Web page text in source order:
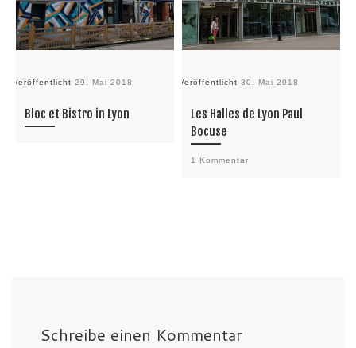
Veröffentlicht 29. Mai 2018
Bloc et Bistro in Lyon
Veröffentlicht 30. Mai 2018
Les Halles de Lyon Paul
Bocuse
1 Kommentar
Schreibe einen Kommentar